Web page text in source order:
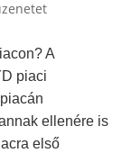
A
piaci
ellenére is
első